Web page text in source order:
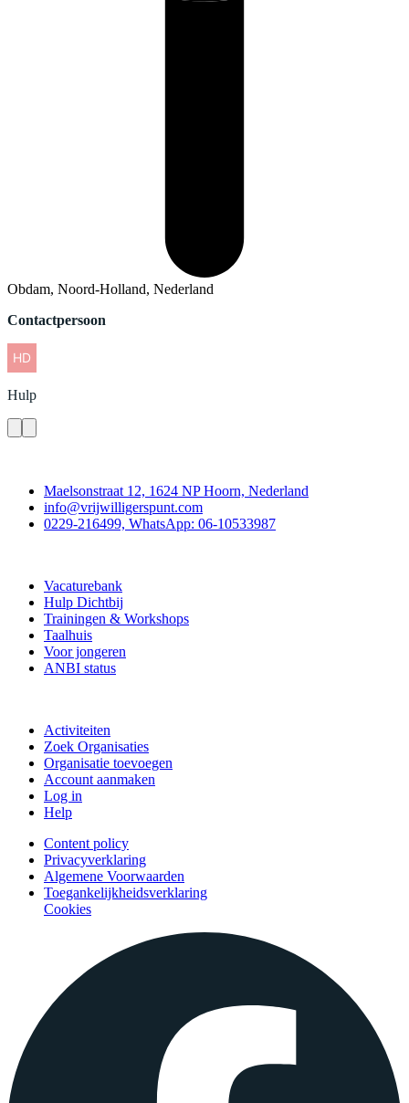
Obdam, Noord-Holland, Nederland
Contactpersoon
Hulp
Maelsonstraat 12, 1624 NP Hoorn, Nederland
info@vrijwilligerspunt.com
0229-216499, WhatsApp: 06-10533987
Vacaturebank
Hulp Dichtbij
Trainingen & Workshops
Taalhuis
Voor jongeren
ANBI status
Activiteiten
Zoek Organisaties
Organisatie toevoegen
Account aanmaken
Log in
Help
Content policy
Privacyverklaring
Algemene Voorwaarden
Toegankelijkheidsverklaring
Cookies